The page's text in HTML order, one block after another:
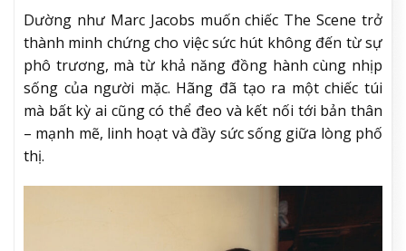
Dường như Marc Jacobs muốn chiếc The Scene trở
thành minh chứng cho việc sức hút không đến từ sự
phô trương, mà từ khả năng đồng hành cùng nhịp
sống của người mặc. Hãng đã tạo ra một chiếc túi
mà bất kỳ ai cũng có thể đeo và kết nối tới bản thân
– mạnh mẽ, linh hoạt và đầy sức sống giữa lòng phố
thị.